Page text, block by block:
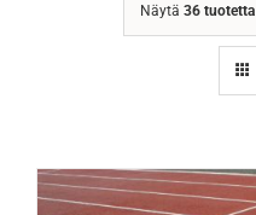
Näytä 36 tuotetta